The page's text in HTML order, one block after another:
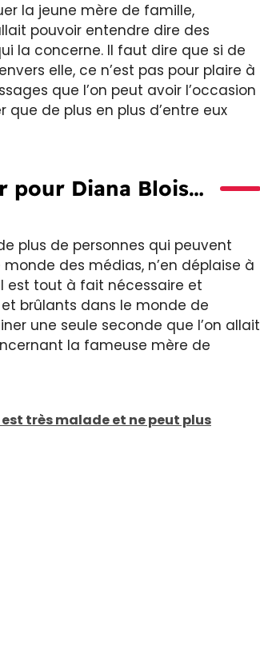
la jeune mère de famille,
pouvoir entendre dire des
la concerne. Il faut dire que si de
elle, ce n’est pas pour plaire à
que l’on peut avoir l’occasion
de plus en plus d’entre eux
pour Diana Blois…
plus de personnes qui peuvent
des médias, n’en déplaise à
est tout à fait nécessaire et
brûlants dans le monde de
une seule seconde que l’on allait
la fameuse mère de
très malade et ne peut plus